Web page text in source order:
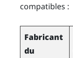
compatibles :
Fabricant
du